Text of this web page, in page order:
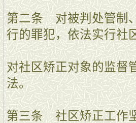
第二条 对被判处管制
行的罪犯，依法实行社
对社区矫正对象的监督
法。
第三条 社区矫正工作